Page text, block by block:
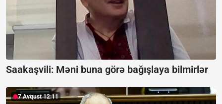
Saakaşvili: Məni buna görə bağışlaya bilmirlər
7 Avqust 12:11